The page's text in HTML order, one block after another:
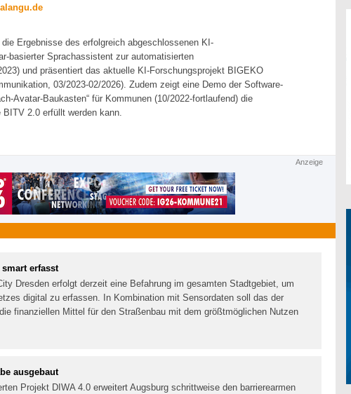
Ergebnisse des erfolgreich abgeschlossenen KI-
basierter Sprachassistent zur automatisierten
und präsentiert das aktuelle KI-Forschungsprojekt BIGEKO
03/2023-02/2026). Zudem zeigt eine Demo der Software-
Avatar-Baukasten“ für Kommunen (10/2022-fortlaufend) die
2.0 erfüllt werden kann.
Anzeige
erfasst
Dresden erfolgt derzeit eine Befahrung im gesamten Stadtgebiet, um
digital zu erfassen. In Kombination mit Sensordaten soll das der
finanziellen Mittel für den Straßenbau mit dem größtmöglichen Nutzen
ausgebaut
Projekt DIWA 4.0 erweitert Augsburg schrittweise den barrierearmen